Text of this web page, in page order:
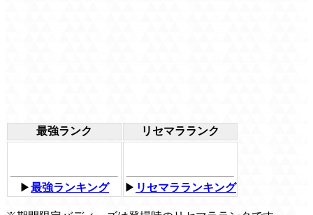
最強ランク リセマラランク
▶最強ランキング ▶ リセマラランキング